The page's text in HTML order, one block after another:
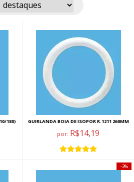
180)
GUIRLANDA BOIA DE ISOPOR R.1211 260MM
por: R$14,19
3%